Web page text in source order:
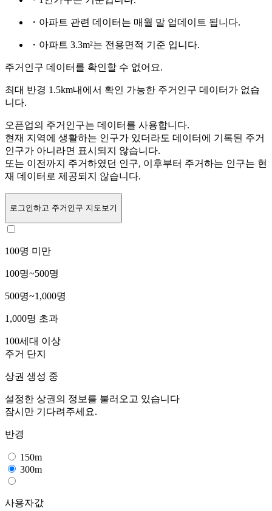
・아파트 관련 데이터는 매월 말 업데이트 됩니다.
・아파트 3.3m²는 전용면적 기준 입니다.
주거인구 데이터를 확인할 수 없어요.
최대 반경 1.5km내에서 확인 가능한 주거인구 데이터가 없습
니다.
오픈업의 주거인구는 데이터를 사용합니다.
현재 지역에 생활하는 인구가 있더라도 데이터에 기록된 주거
인구가 아니라면 표시되지 않습니다.
또는 이전까지 주거하였던 인구, 이후부터 주거하는 인구는 현
재 데이터로 제공되지 않습니다.
로그인하고 주거인구 지도보기
100명 미만
100명~500명
500명~1,000명
1,000명 초과
100세대 이상
주거 단지
상권 생성 중
설정한 상권의 정보를 불러오고 있습니다
잠시만 기다려주세요.
반경
150m
300m
사용자값